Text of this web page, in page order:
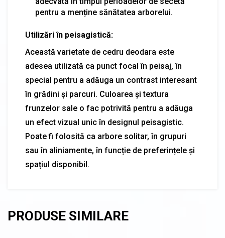
pentru a menține sănătatea arborelui.
Utilizări în peisagistică:
Această varietate de cedru deodara este
adesea utilizată ca punct focal în peisaj, în
special pentru a adăuga un contrast interesant
în grădini și parcuri. Culoarea și textura
frunzelor sale o fac potrivită pentru a adăuga
un efect vizual unic în designul peisagistic.
Poate fi folosită ca arbore solitar, în grupuri
sau în aliniamente, în funcție de preferințele și
spațiul disponibil.